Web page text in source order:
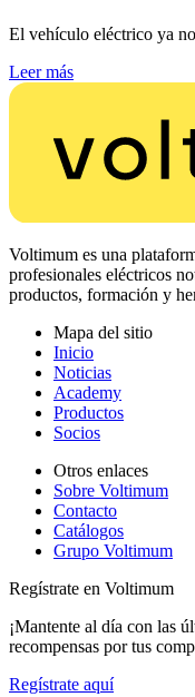
El vehículo eléctrico ya
Leer más
Voltimum es una
profesionales eléctricos
productos, formación y
Mapa del sitio
Inicio
Noticias
Academy
Productos
Socios
Otros enlaces
Sobre Voltimum
Contacto
Catálogos
Grupo Voltimum
Regístrate en Voltimum
¡Mantente al día con las
recompensas por tus
Regístrate aquí